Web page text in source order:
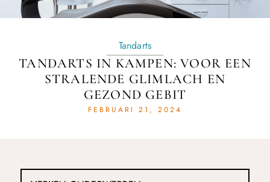
Tandarts
TANDARTS IN KAMPEN: VOOR EEN
STRALENDE GLIMLACH EN
GEZOND GEBIT
FEBRUARI 21, 2024